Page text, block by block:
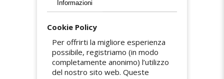
Spedizione gratuita
La spedizione è gratuita in tutta Italia. Gli
ordini vengono preparati con cura ed evasi
entro 5 giorni lavorativi. Colli tracciati e
consegnati a mano con firma, per una
ricezione sicura e impeccabile.
Informazioni
Cookie Policy
Per offrirti la migliore esperienza
possibile, registriamo (in modo
completamente anonimo) l’utilizzo
del nostro sito web. Queste